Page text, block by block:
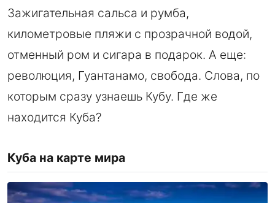
Зажигательная сальса и румба,
километровые пляжи с прозрачной водой,
отменный ром и сигара в подарок. А еще:
революция, Гуантанамо, свобода. Слова, по
которым сразу узнаешь Кубу. Где же
находится Куба?
Куба на карте мира